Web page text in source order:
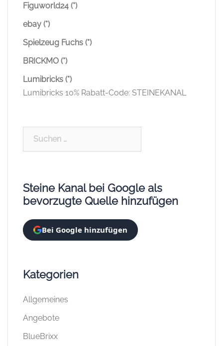
Figuworld24 (*)
ebay (*)
Spielzeug Fuchs (*)
BRICKMO (*)
Lumibricks (*)
Lumibricks 10% Rabatt-Code: STEINEKANAL
Steine Kanal bei Google als
bevorzugte Quelle hinzufügen
Bei Google hinzufügen
Kategorien
Allgemeines
Angebote
BlueBrixx